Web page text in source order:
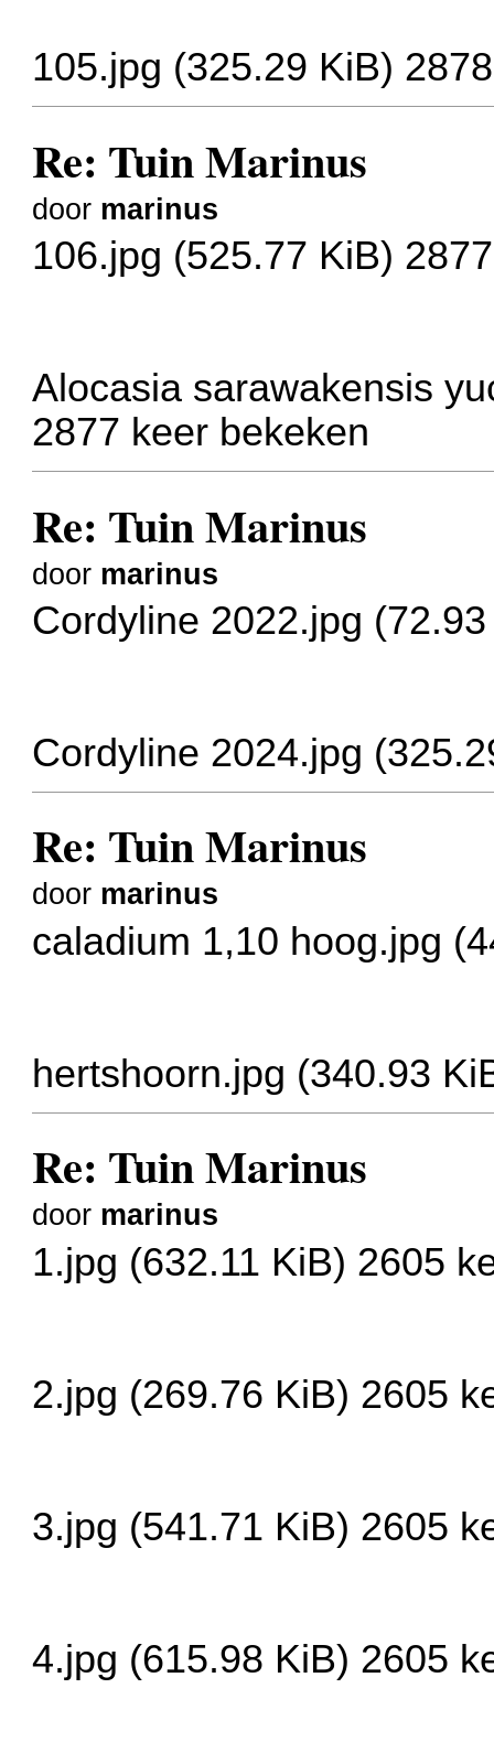
105.jpg (325.29 KiB)
Re: Tuin Marinus
door marinus
106.jpg (525.77 KiB)
Alocasia sarawakensis
2877 keer bekeken
Re: Tuin Marinus
door marinus
Cordyline 2022.jpg
Cordyline 2024.jpg
Re: Tuin Marinus
door marinus
caladium 1,10 hoog.jpg
hertshoorn.jpg (340.93
Re: Tuin Marinus
door marinus
1.jpg (632.11 KiB) 2605
2.jpg (269.76 KiB) 2605
3.jpg (541.71 KiB) 2605
4.jpg (615.98 KiB) 2605